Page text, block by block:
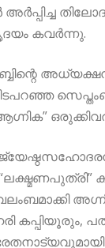
കവർന്നു.
കപ്പിയൂരും,